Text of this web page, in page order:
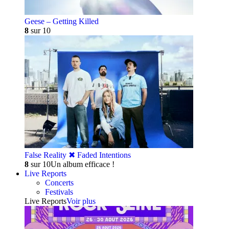
Geese – Getting Killed
8 sur 10
False Reality ✖︎ Faded Intentions
8 sur 10Un album efficace !
Live Reports
Concerts
Festivals
Live ReportsVoir plus